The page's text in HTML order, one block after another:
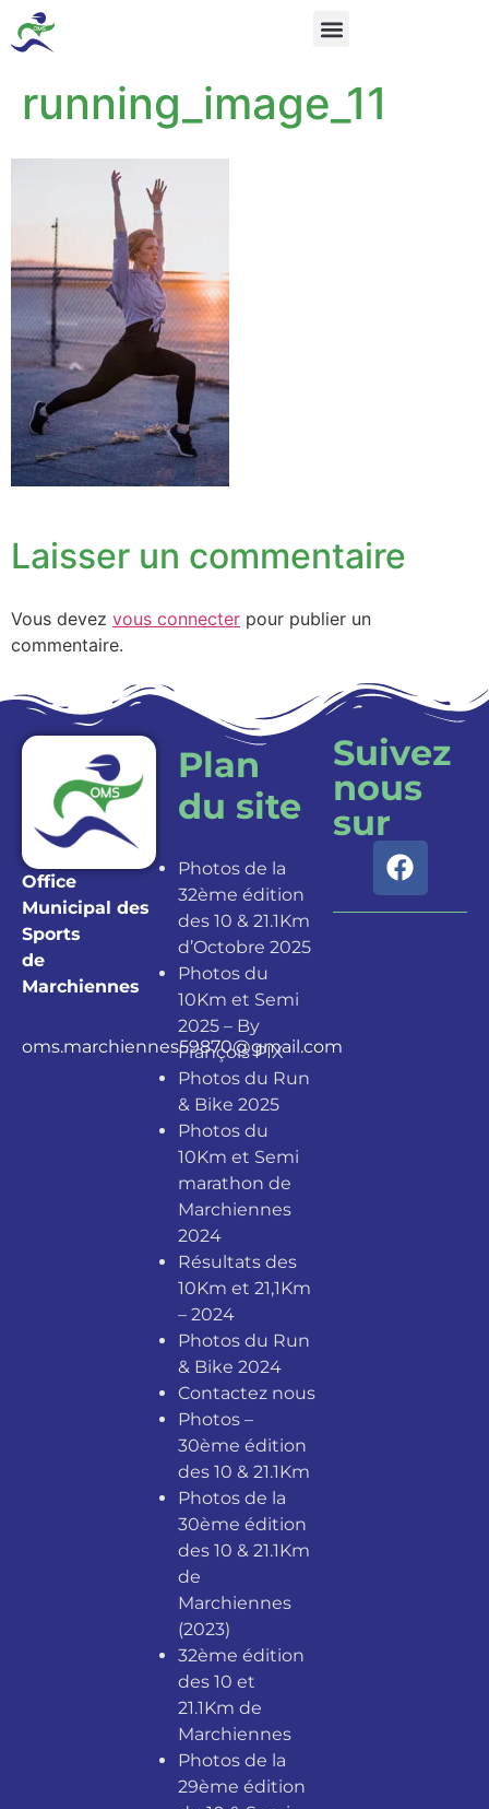
running_image_11
Laisser un commentaire
Vous devez vous connecter pour publier un
commentaire.
Office
Municipal des
Sports
de
Marchiennes
oms.marchiennes59870@gmail.com
Plan
du site
Photos de la
32ème édition
des 10 & 21.1Km
d’Octobre 2025
Photos du
10Km et Semi
2025 – By
François PIX
Photos du Run
& Bike 2025
Photos du
10Km et Semi
marathon de
Marchiennes
2024
Résultats des
10Km et 21,1Km
– 2024
Photos du Run
& Bike 2024
Contactez nous
Photos –
30ème édition
des 10 & 21.1Km
Photos de la
30ème édition
des 10 & 21.1Km
de
Marchiennes
(2023)
32ème édition
des 10 et
21.1Km de
Marchiennes
Photos de la
29ème édition
Suivez
nous
sur